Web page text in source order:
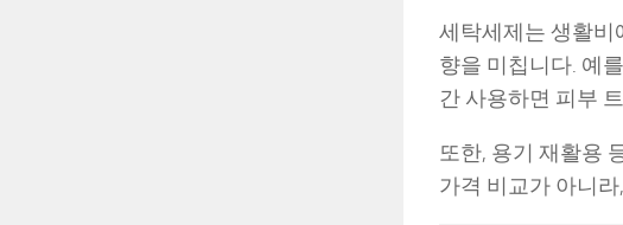
세탁세제는 생활비
향을 미칩니다. 예
간 사용하면 피부
또한, 용기 재활용
가격 비교가 아니